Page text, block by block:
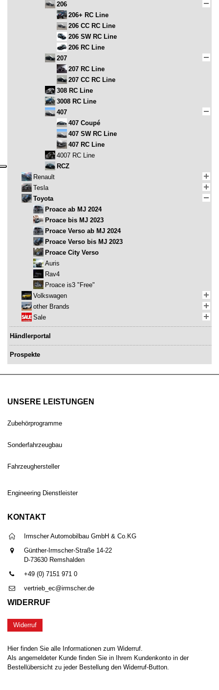
206
206+ RC Line
206 CC RC Line
206 SW RC Line
206 RC Line
207
207 RC Line
207 CC RC Line
308 RC Line
3008 RC Line
407
407 Coupé
407 SW RC Line
407 RC Line
4007 RC Line
RCZ
Renault
Tesla
Toyota
Proace ab MJ 2024
Proace bis MJ 2023
Proace Verso ab MJ 2024
Proace Verso bis MJ 2023
Proace City Verso
Auris
Rav4
Proace is3 "Free"
Volkswagen
other Brands
Sale
Händlerportal
Prospekte
UNSERE LEISTUNGEN
Zubehörprogramme
Sonderfahrzeugbau
Fahrzeughersteller
Engineering Dienstleister
KONTAKT
Irmscher Automobilbau GmbH & Co.KG
Günther-Irmscher-Straße 14-22
D-73630 Remshalden
+49 (0) 7151 971 0
vertrieb_ec@irmscher.de
WIDERRUF
Widerruf
Hier finden Sie alle Informationen zum Widerruf.
Als angemeldeter Kunde finden Sie in Ihrem Kundenkonto in der
Bestellübersicht zu jeder Bestellung den Widerruf-Button.